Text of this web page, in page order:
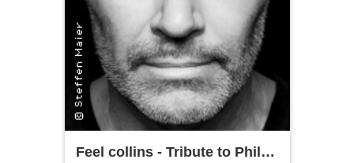
Feel collins - Tribute to Phil